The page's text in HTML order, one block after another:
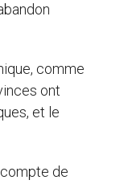
comme
ont
et le
de